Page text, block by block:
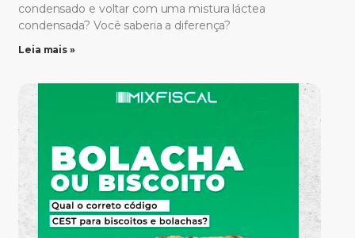
condensado e voltar com uma mistura láctea
condensada? Você saberia a diferença?
Leia mais »